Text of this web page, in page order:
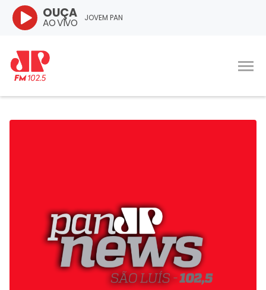
JOVEM PAN
OUÇA
AO VIVO